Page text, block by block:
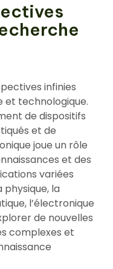
infinies
et technologique.
de dispositifs
et de
joue un rôle
et des
variées
physique, la
l’électronique
de nouvelles
complexes et